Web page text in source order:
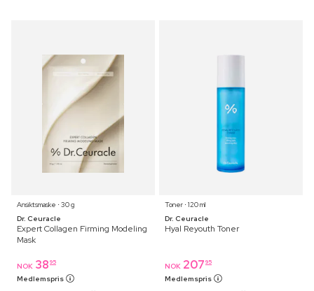
Ansiktsmaske ⋅ 30 g
Dr. Ceuracle
Expert Collagen Firming Modeling
Mask
NOK 38 95
Medlemspris
Toner ⋅ 120 ml
Dr. Ceuracle
Hyal Reyouth Toner
NOK 207 95
Medlemspris